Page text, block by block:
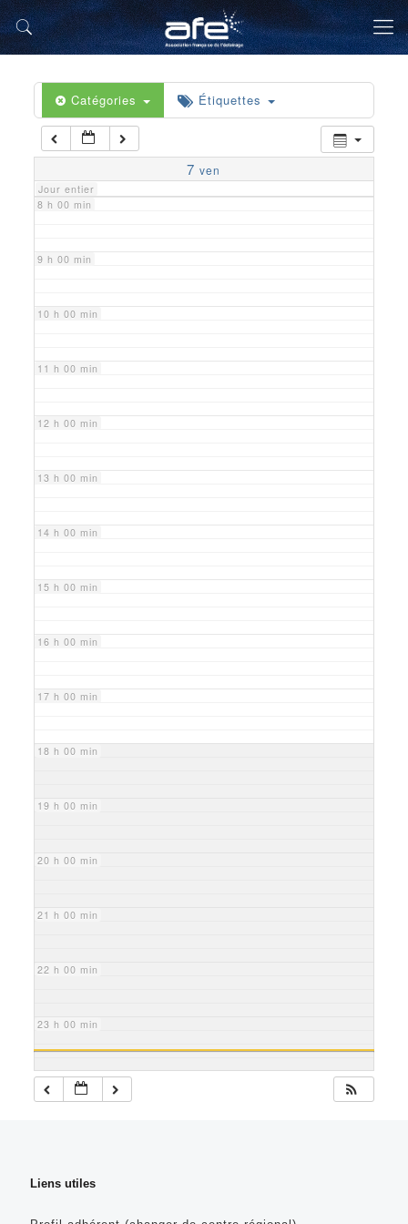
Catégories Étiquettes
7 ven
Jour entier
5 h 00 min
6 h 00 min
7 h 00 min
8 h 00 min
9 h 00 min
10 h 00 min
11 h 00 min
12 h 00 min
13 h 00 min
14 h 00 min
15 h 00 min
16 h 00 min
17 h 00 min
18 h 00 min
19 h 00 min
20 h 00 min
21 h 00 min
22 h 00 min
23 h 00 min
Liens utiles